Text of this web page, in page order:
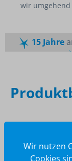
wir
15 Jahre
Füllhalter aus
aus
Wir nutzen
Cookies